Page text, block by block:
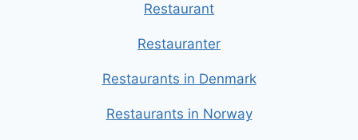
Restaurant
Restauranter
Restaurants in Denmark
Restaurants in Norway